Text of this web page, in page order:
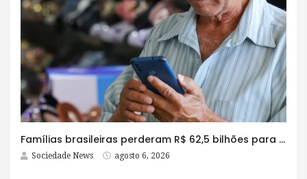
Famílias brasileiras perderam R$ 62,5 bilhões para bets em 2025
Sociedade News agosto 6, 2026